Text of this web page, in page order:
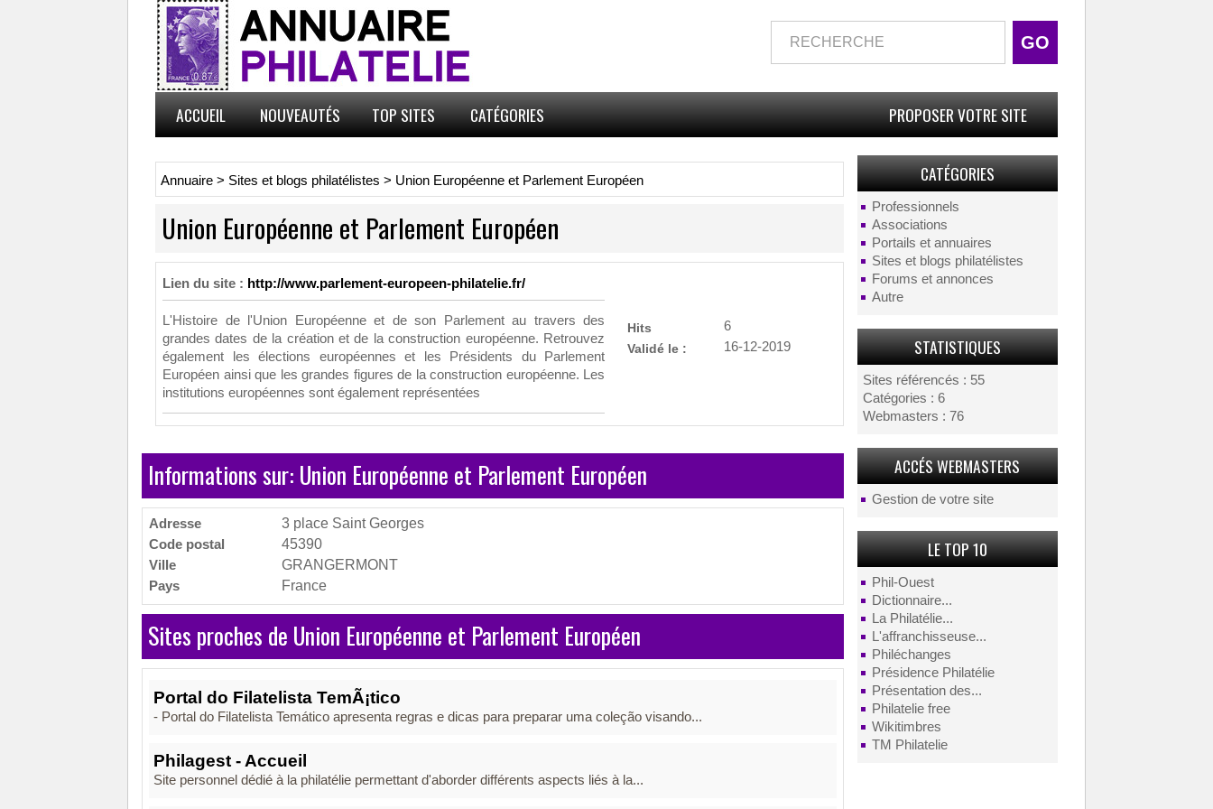
ACCUEIL NOUVEAUTÉS TOP SITES CATÉGORIES PROPOSER VOTRE SITE
CATÉGORIES
Professionnels
Associations
Portails et annuaires
Sites et blogs philatélistes
Forums et annonces
Autre
STATISTIQUES
Sites référencés : 55
Catégories : 6
Webmasters : 76
ACCÉS WEBMASTERS
Gestion de votre site
LE TOP 10
Phil-Ouest
Dictionnaire...
La Philatélie...
L'affranchisseuse...
Philéchanges
Présidence Philatélie
Présentation des...
Philatelie free
Wikitimbres
TM Philatelie
Annuaire > Sites et blogs philatélistes > Union Européenne et Parlement Européen
Union Européenne et Parlement Européen
Lien du site : http://www.parlement-europeen-philatelie.fr/
L'Histoire de l'Union Européenne et de son Parlement au travers des
grandes dates de la création et de la construction européenne. Retrouvez
également les élections européennes et les Présidents du Parlement
Européen ainsi que les grandes figures de la construction européenne. Les
institutions européennes sont également représentées
Hits
6
Validé le :
16-12-2019
Informations sur: Union Européenne et Parlement Européen
Adresse
3 place Saint Georges
Code postal
45390
Ville
GRANGERMONT
Pays
France
Sites proches de Union Européenne et Parlement Européen
Portal do Filatelista TemÃ¡tico
- Portal do Filatelista Temático apresenta regras e dicas para preparar uma coleção visando...
Philagest - Accueil
Site personnel dédié à la philatélie permettant d'aborder différents aspects liés à la...